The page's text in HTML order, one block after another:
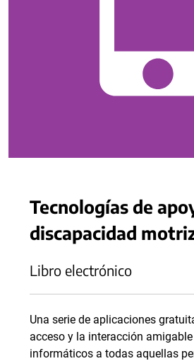
Tecnologías de
discapacidad
Libro electrónico
Una serie de aplicaciones
acceso y la interacción
informáticos a todas aquellas